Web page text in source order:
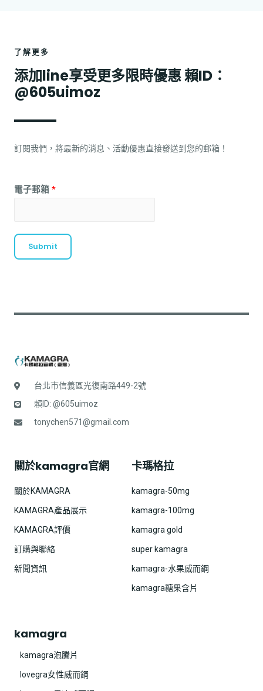
了解更多
添加line享受更多限時優惠 賴ID：
@605uimoz
訂閱我們，將最新的消息、活動優惠直接發送到您的郵箱！
電子郵箱 *
Submit
台北市信義區光復南路449-2號
賴ID: @605uimoz
tonychen571@gmail.com
關於kamagra官網
關於KAMAGRA
KAMAGRA產品展示
KAMAGRA評價
訂購與聯絡
新聞資訊
卡瑪格拉
kamagra-50mg
kamagra-100mg
kamagra gold
super kamagra
kamagra-水果威而鋼
kamagra糖果含片
kamagra
kamagra泡騰片
lovegra女性威而鋼